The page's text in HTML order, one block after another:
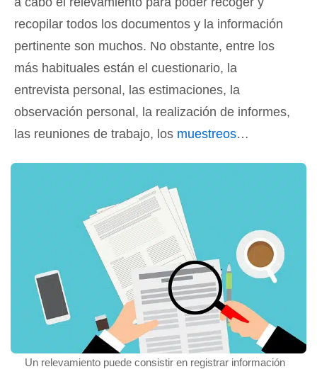
recopilar todos los documentos y la información
pertinente son muchos. No obstante, entre los
más habituales están el cuestionario, la
entrevista personal, las estimaciones, la
observación personal, la realización de informes,
las reuniones de trabajo, los muestreos…
Un relevamiento puede consistir en registrar información